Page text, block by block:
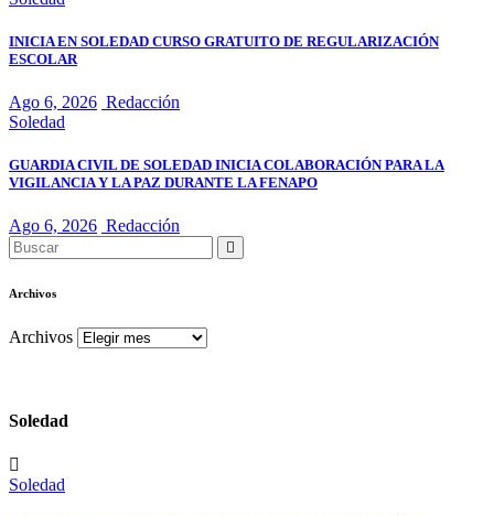
INICIA EN SOLEDAD CURSO GRATUITO DE REGULARIZACIÓN
ESCOLAR
Ago 6, 2026 Redacción
Soledad
GUARDIA CIVIL DE SOLEDAD INICIA COLABORACIÓN PARA LA
VIGILANCIA Y LA PAZ DURANTE LA FENAPO
Ago 6, 2026 Redacción
Archivos
Archivos
Soledad
Soledad